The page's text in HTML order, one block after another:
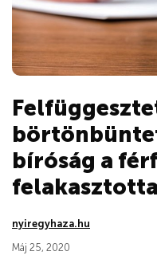
bíróság a
nyiregyhaza.hu
Máj 25, 2020